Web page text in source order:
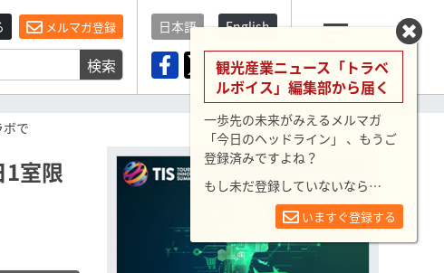
メルマガ登録
検索
日本語 English
メニュー
で
室限
観光産業ニュース「トラベ
ルボイス」編集部から届く
一歩先の未来がみえるメルマガ
「今日のヘッドライン」 、もうご
登録済みですよね？
もし未だ登録していないなら…
いますぐ登録する